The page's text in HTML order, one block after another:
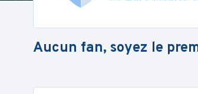
Aucun fan, soyez le